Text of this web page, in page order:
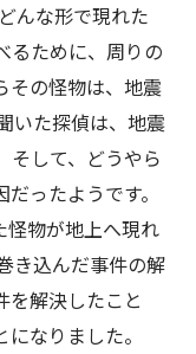
んな形で現れた
るために、周りの
その怪物は、地震
いた探偵は、地震
そして、どうやら
ったようです。
怪物が地上へ現れ
き込んだ事件の解
を解決したこと
なりました。